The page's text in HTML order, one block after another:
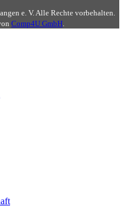
e. V. Alle Rechte vorbehalten.
Comp4U GmbH